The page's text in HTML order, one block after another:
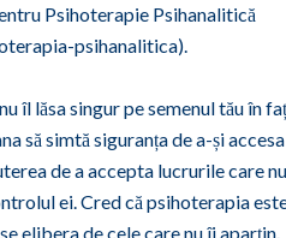
Psihoterapie Psihanalitică
psihanalitica).
îl lăsa singur pe semenul tău în
să simtă siguranța de a-și
de a accepta lucrurile care
ei. Cred că psihoterapia
elibera de cele care nu îi aparțin.